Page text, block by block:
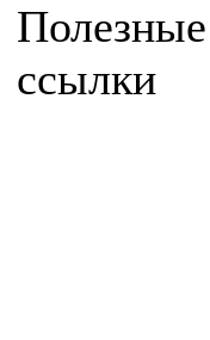
Полезные
ссылки